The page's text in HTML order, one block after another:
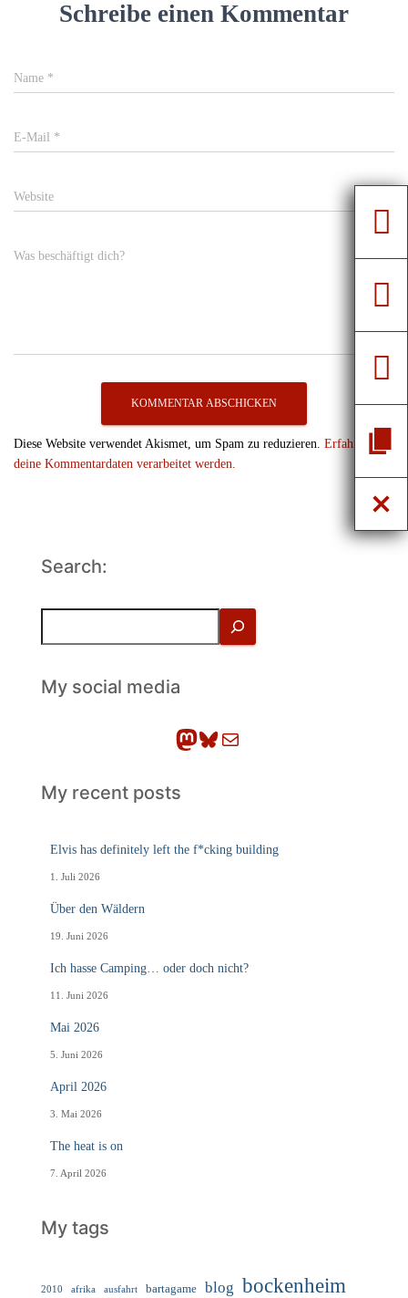
Schreibe einen Kommentar
Name *
E-Mail *
Website
Was beschäftigt dich?
Diese Website verwendet Akismet, um Spam zu reduzieren. Erfahre, wie
deine Kommentardaten verarbeitet werden.
Search:
h
eMy social media
Mastodon Bluesky E-Mail
My recent posts
Elvis has definitely left the f*cking building
1. Juli 2026
Über den Wäldern
19. Juni 2026
Ich hasse Camping… oder doch nicht?
11. Juni 2026
Mai 2026
5. Juni 2026
April 2026
3. Mai 2026
The heat is on
7. April 2026
My tags
2010 afrika ausfahrt bartagame blog bockenheim